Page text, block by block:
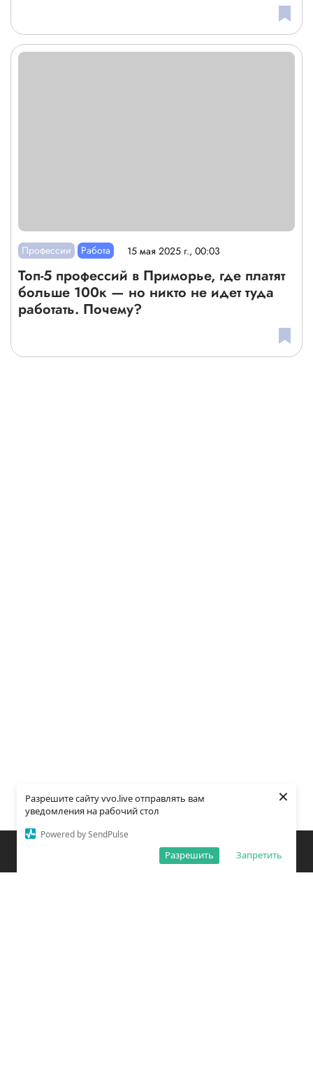
Разрешите сайту vvo.live отправлять вам
уведомления на рабочий стол
Powered by SendPulse
Запретить
Разрешить
×
Закладки Поиск Открыть меню
Профессии Работа 15 мая 2025 г., 00:03
Топ-5 профессий в Приморье, где платят
больше 100к — но никто не идет туда
работать. Почему?